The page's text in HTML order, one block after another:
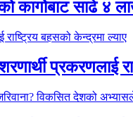
कार्गोबाट साढे ४
प्रकरणलाई